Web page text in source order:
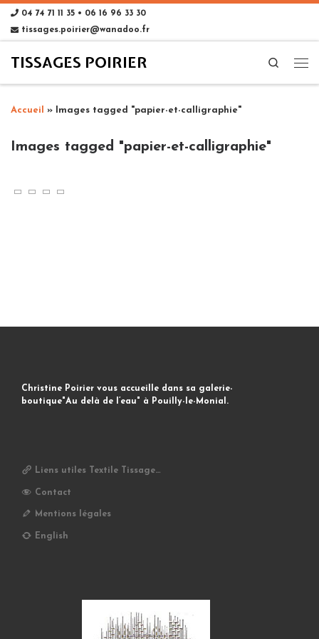
04 74 71 11 35 • 06 16 96 33 30
tissages.poirier@wanadoo.fr
TISSAGES POIRIER Search
Accueil » Images tagged "papier-et-calligraphie"
Images tagged "papier-et-calligraphie"
Christine Poirier vous accueille dans sa galerie-
boutique"Au delà de l’eau" à Pouilly-le-Monial.
Liens utiles Textile Tissage…
Contact
Mentions légales
English